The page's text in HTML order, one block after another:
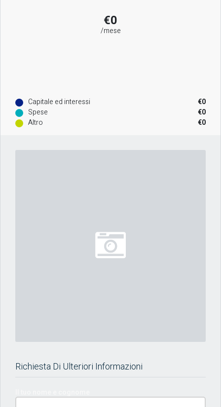
€0
/mese
Capitale ed interessi
€0
Spese
€0
Altro
€0
Richiesta Di Ulteriori Informazioni